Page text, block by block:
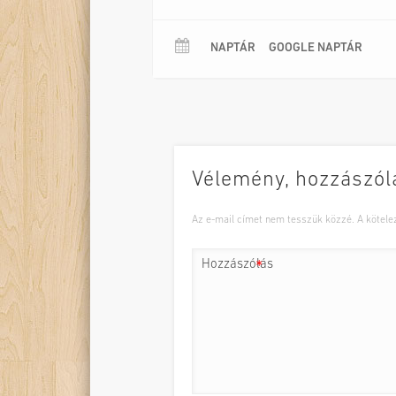
Helyszín
Tomcsa Sándor Színház
NAPTÁR GOOGLE NAPTÁR
Vélemény,
Az e-mail címet nem tesszük közzé. A
Hozzászólás
*